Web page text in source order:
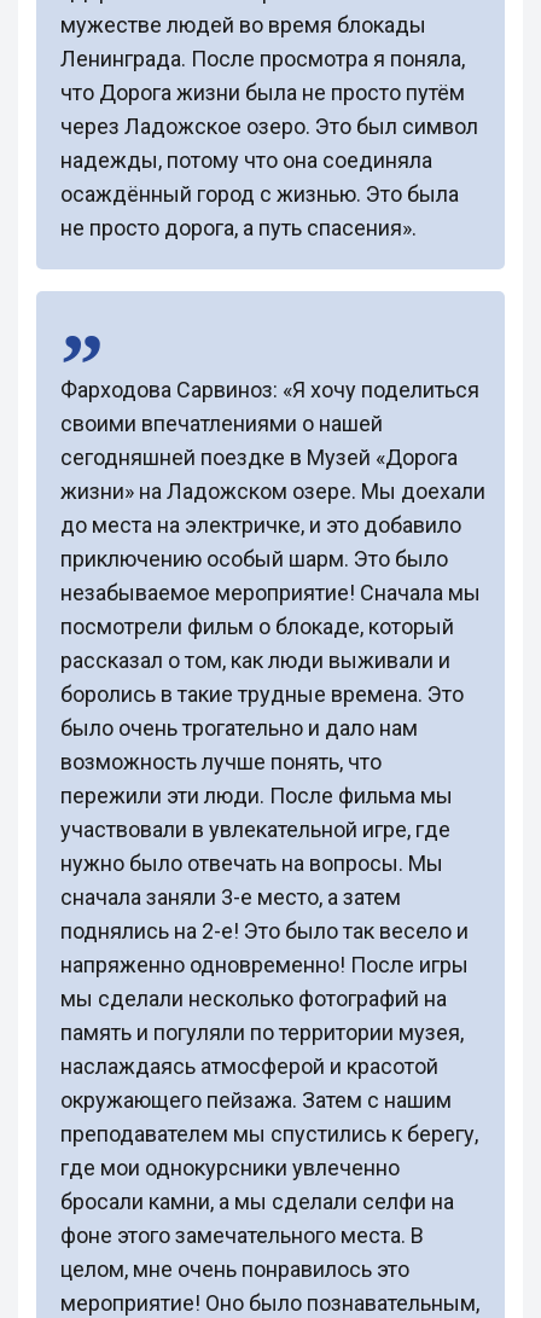
мужестве людей во время блокады
Ленинграда. После просмотра я поняла,
что Дорога жизни была не просто путём
через Ладожское озеро. Это был символ
надежды, потому что она соединяла
осаждённый город с жизнью. Это была
не просто дорога, а путь спасения».
Фарходова Сарвиноз: «Я хочу поделиться
своими впечатлениями о нашей
сегодняшней поездке в Музей «Дорога
жизни» на Ладожском озере. Мы доехали
до места на электричке, и это добавило
приключению особый шарм. Это было
незабываемое мероприятие! Сначала мы
посмотрели фильм о блокаде, который
рассказал о том, как люди выживали и
боролись в такие трудные времена. Это
было очень трогательно и дало нам
возможность лучше понять, что
пережили эти люди. После фильма мы
участвовали в увлекательной игре, где
нужно было отвечать на вопросы. Мы
сначала заняли 3-е место, а затем
поднялись на 2-е! Это было так весело и
напряженно одновременно! После игры
мы сделали несколько фотографий на
память и погуляли по территории музея,
наслаждаясь атмосферой и красотой
окружающего пейзажа. Затем с нашим
преподавателем мы спустились к берегу,
где мои однокурсники увлеченно
бросали камни, а мы сделали селфи на
фоне этого замечательного места. В
целом, мне очень понравилось это
мероприятие! Оно было познавательным,